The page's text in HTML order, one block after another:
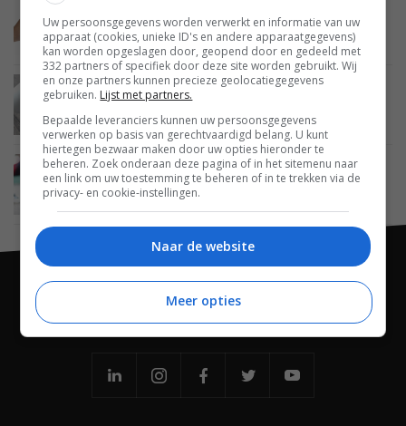
De Reolink Argus 2 is een draadloze en relatief
goedkope camera
SMARTHOME 27 DECEMBER 2017
De vijf beste beveiligingscamera’s van 2017 voor
in je smarthome
SMARTHOME 21 OKTOBER 2017
Review: Reolink Argus – betaalbare smart home-
camera met compromissen
Uw persoonsgegevens worden verwerkt en informatie van uw
apparaat (cookies, unieke ID's en andere apparaatgegevens)
kan worden opgeslagen door, geopend door en gedeeld met
332 partners of specifiek door deze site worden gebruikt. Wij
en onze partners kunnen precieze geolocatiegegevens
gebruiken. Lijst met partners.
Bepaalde leveranciers kunnen uw persoonsgegevens
verwerken op basis van gerechtvaardigd belang. U kunt
hiertegen bezwaar maken door uw opties hieronder te
beheren. Zoek onderaan deze pagina of in het sitemenu naar
een link om uw toestemming te beheren of in te trekken via de
privacy- en cookie-instellingen.
Naar de website
Meer opties